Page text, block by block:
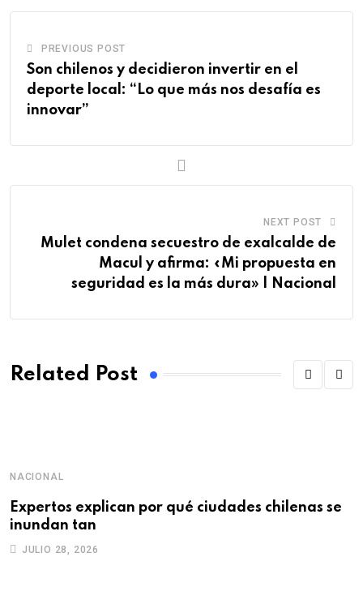
PREVIOUS POST
Son chilenos y decidieron invertir en el
deporte local: “Lo que más nos desafía es
innovar”
NEXT POST
Mulet condena secuestro de exalcalde de
Macul y afirma: «Mi propuesta en
seguridad es la más dura» | Nacional
Related Post
NACIONAL
Expertos explican por qué ciudades chilenas se
inundan tan
JULIO 28, 2026